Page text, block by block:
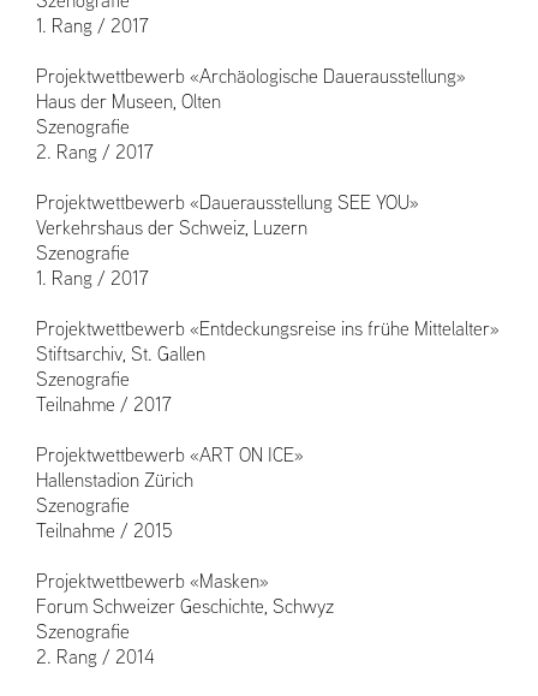
1. Rang / 2017
Projektwettbewerb «Archäologische Dauerausstellung»
Haus der Museen, Olten
Szenografie
2. Rang / 2017
Projektwettbewerb «Dauerausstellung SEE YOU»
Verkehrshaus der Schweiz, Luzern
Szenografie
1. Rang / 2017
Projektwettbewerb «Entdeckungsreise ins frühe Mittelalter»
Stiftsarchiv, St. Gallen
Szenografie
Teilnahme / 2017
Projektwettbewerb «ART ON ICE»
Hallenstadion Zürich
Szenografie
Teilnahme / 2015
Projektwettbewerb «Masken»
Forum Schweizer Geschichte, Schwyz
Szenografie
2. Rang / 2014